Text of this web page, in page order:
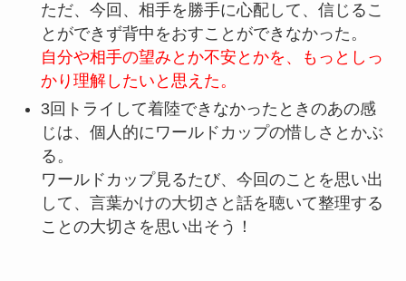
ただ、今回、相手を勝手に心配して、信じるこ
とができず背中をおすことができなかった。
自分や相手の望みとか不安とかを、もっとしっ
かり理解したいと思えた。
3回トライして着陸できなかったときのあの感
じは、個人的にワールドカップの惜しさとかぶ
る。
ワールドカップ見るたび、今回のことを思い出
して、言葉かけの大切さと話を聴いて整理する
ことの大切さを思い出そう！